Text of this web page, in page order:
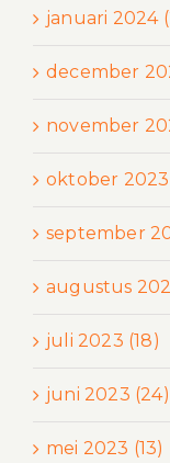
januari 2024
december
november
oktober 2023
september
augustus
juli 2023 (18)
juni 2023 (24)
mei 2023 (13)